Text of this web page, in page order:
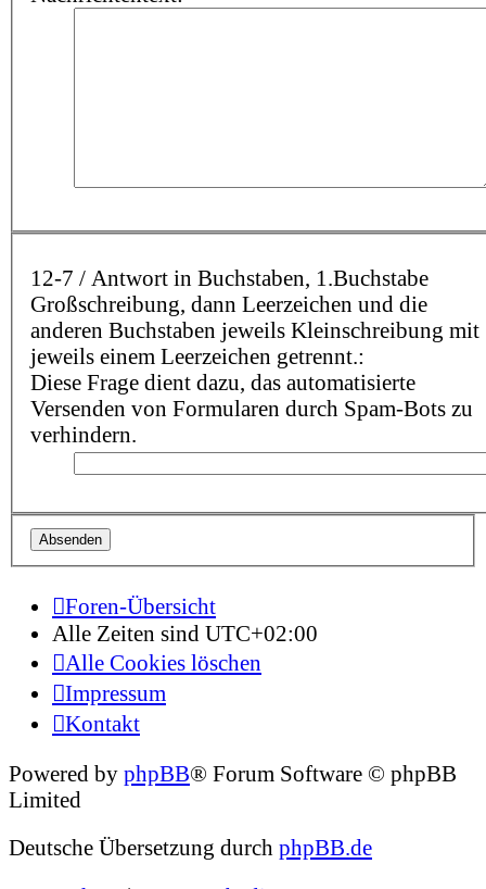
12-7 / Antwort in Buchstaben, 1.Buchstabe
Großschreibung, dann Leerzeichen und die
anderen Buchstaben jeweils Kleinschreibung mit
jeweils einem Leerzeichen getrennt.:
Diese Frage dient dazu, das automatisierte
Versenden von Formularen durch Spam-Bots zu
verhindern.
Foren-Übersicht
Alle Zeiten sind UTC+02:00
Alle Cookies löschen
Impressum
Kontakt
Powered by phpBB® Forum Software © phpBB
Limited
Deutsche Übersetzung durch phpBB.de